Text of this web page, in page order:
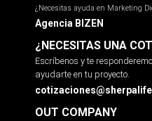
¿Necesitas ayuda en Marketing
Agencia BIZEN
¿NECESITAS UNA
Escríbenos y te
ayudarte en tu proyecto.
OUT COMPANY